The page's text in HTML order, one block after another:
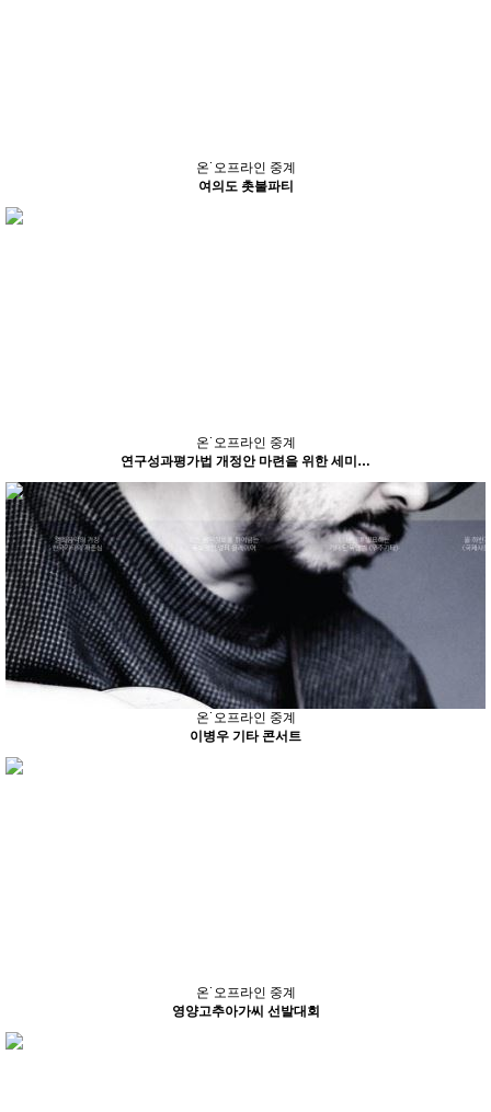
온˙오프라인 중계
여의도 촛불파티
온˙오프라인 중계
연구성과평가법 개정안 마련을 위한 세미…
온˙오프라인 중계
이병우 기타 콘서트
온˙오프라인 중계
영양고추아가씨 선발대회